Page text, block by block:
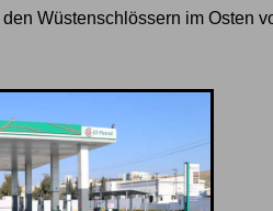
Wüstenschlössern im Osten